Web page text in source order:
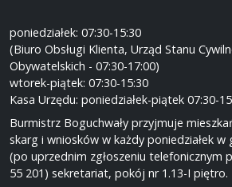
poniedziałek: 07:30-15:30
(Biuro Obsługi Klienta, Urząd Stanu
Obywatelskich - 07:30-17:00)
wtorek-piątek: 07:30-15:30
Kasa Urzędu: poniedziałek-piątek 07:30-
Burmistrz Boguchwały przyjmuje
skarg i wniosków w każdy poniedziałek w
(po uprzednim zgłoszeniu telefonicznym
55 201) sekretariat, pokój nr 1.13-I piętro.